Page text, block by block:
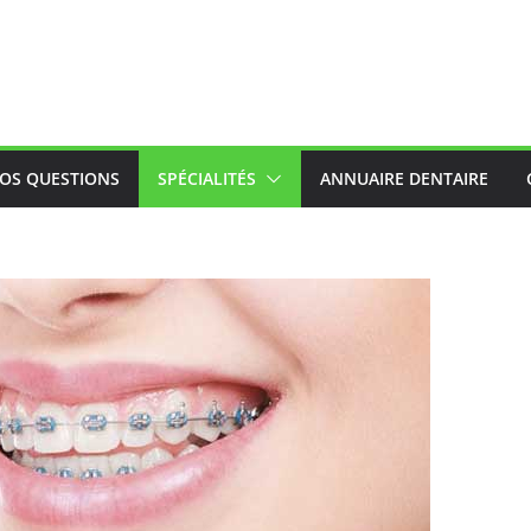
QUESTIONS SPÉCIALITÉS ANNUAIRE DENTAIRE